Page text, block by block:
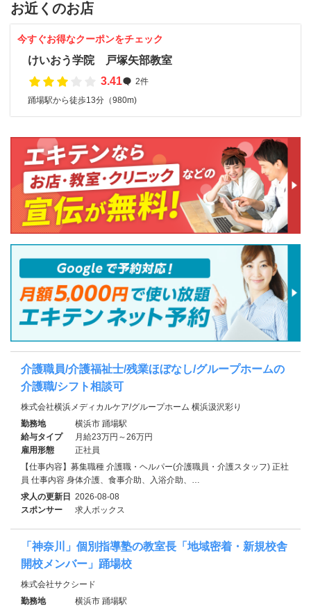
お近くのお店
今すぐお得なクーポンをチェック
けいおう学院 戸塚矢部教室
3.41
2件
踊場駅から徒歩13分（980m)
介護職員/介護福祉士/残業ほぼなし/グループホームの
介護職/シフト相談可
株式会社横浜メディカルケア/グループホーム 横浜汲沢彩り
勤務地
横浜市 踊場駅
給与タイプ
月給23万円～26万円
雇用形態
正社員
【仕事内容】募集職種 介護職・ヘルパー(介護職員・介護スタッフ) 正社
員 仕事内容 身体介護、食事介助、入浴介助、…
求人の更新日 2026-08-08
スポンサー
求人ボックス
「神奈川」個別指導塾の教室長「地域密着・新規校舎
開校メンバー」踊場校
株式会社サクシード
勤務地
横浜市 踊場駅